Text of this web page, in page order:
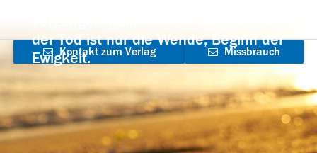
der Tod ist nur die Wende, Beginn der
Ewigkeit.
Kontakt zum Verlag
aufnehmen
Missbrauch